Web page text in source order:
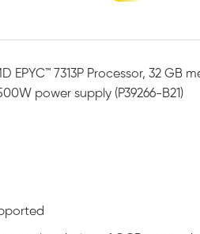
EPYC™ 7313P Processor, 32 GB
power supply (P39266-B21)